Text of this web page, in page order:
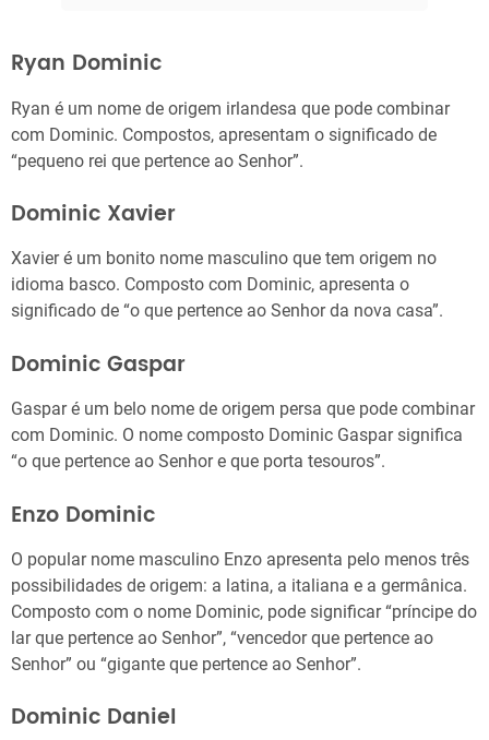
Ryan Dominic
Ryan é um nome de origem irlandesa que pode combinar
com Dominic. Compostos, apresentam o significado de
“pequeno rei que pertence ao Senhor”.
Dominic Xavier
Xavier é um bonito nome masculino que tem origem no
idioma basco. Composto com Dominic, apresenta o
significado de “o que pertence ao Senhor da nova casa”.
Dominic Gaspar
Gaspar é um belo nome de origem persa que pode combinar
com Dominic. O nome composto Dominic Gaspar significa
“o que pertence ao Senhor e que porta tesouros”.
Enzo Dominic
O popular nome masculino Enzo apresenta pelo menos três
possibilidades de origem: a latina, a italiana e a germânica.
Composto com o nome Dominic, pode significar “príncipe do
lar que pertence ao Senhor”, “vencedor que pertence ao
Senhor” ou “gigante que pertence ao Senhor”.
Dominic Daniel